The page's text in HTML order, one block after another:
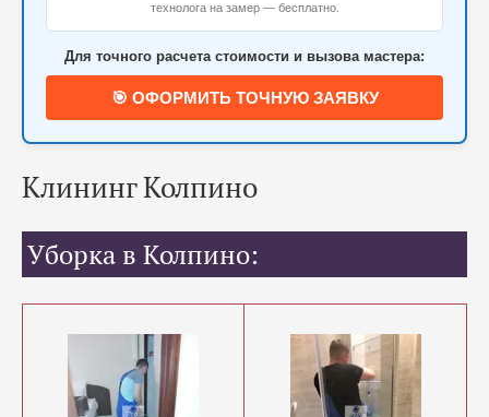
технолога на замер — бесплатно.
Для точного расчета стоимости и вызова мастера:
🎯 ОФОРМИТЬ ТОЧНУЮ ЗАЯВКУ
Клининг Колпино
Уборка в Колпино: